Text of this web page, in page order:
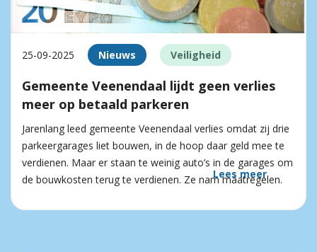
25-09-2025 Nieuws Veiligheid
Gemeente Veenendaal lijdt geen verlies
meer op betaald parkeren
Jarenlang leed gemeente Veenendaal verlies omdat zij drie
parkeergarages liet bouwen, in de hoop daar geld mee te
verdienen. Maar er staan te weinig auto’s in de garages om
de bouwkosten terug te verdienen. Ze nam maatregelen.
Lees meer